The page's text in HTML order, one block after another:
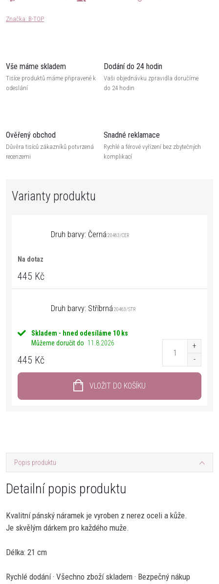
Značka: B-TOP
Vše máme skladem
Tisíce produktů máme připravené k
odeslání
Dodání do 24 hodin
Vaši objednávku zpravidla doručíme
do 24 hodin
Ověřený obchod
Důvěra tisíců zákazníků potvrzená
recenzemi
Snadné reklamace
Rychlé a férové vyřízení bez zbytečných
komplikací
Druh barvy: Černá 20463/CER
Na dotaz
445 Kč
Druh barvy: Stříbrná 20463/STR
Skladem - hned odesíláme 10 ks
Můžeme doručit do 11.8.2026
445 Kč
VLOŽIT DO KOŠÍKU
Popis produktu
Detailní popis produktu
Kvalitní pánský náramek je vyroben z nerez oceli a kůže.
Je skvělým dárkem pro každého muže.
Délka: 21 cm
Rychlé dodání · Všechno zboží skladem · Bezpečný nákup